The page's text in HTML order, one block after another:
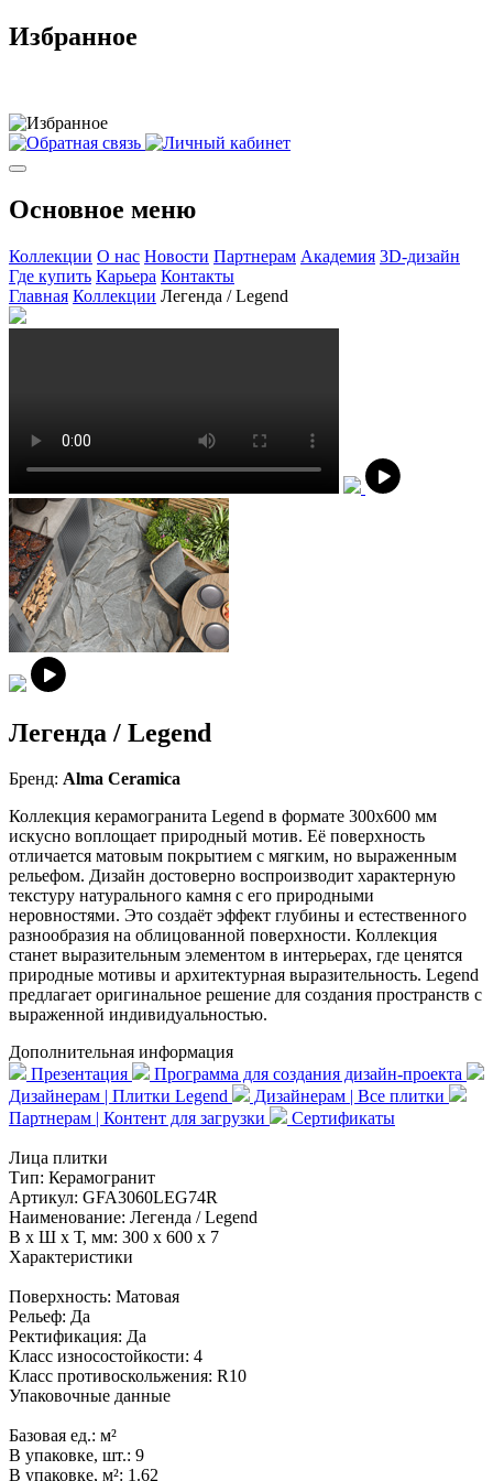
Избранное
Основное меню
Коллекции О нас Новости Партнерам Академия 3D-дизайн
Где купить Карьера Контакты
Главная Коллекции Легенда / Legend
Легенда / Legend
Бренд: Alma Ceramica
Коллекция керамогранита Legend в формате 300x600 мм
искусно воплощает природный мотив. Её поверхность
отличается матовым покрытием с мягким, но выраженным
рельефом. Дизайн достоверно воспроизводит характерную
текстуру натурального камня с его природными
неровностями. Это создаёт эффект глубины и естественного
разнообразия на облицованной поверхности. Коллекция
станет выразительным элементом в интерьерах, где ценятся
природные мотивы и архитектурная выразительность. Legend
предлагает оригинальное решение для создания пространств с
выраженной индивидуальностью.
Дополнительная информация
Презентация
Программа для создания дизайн-проекта
Дизайнерам | Плитки Legend
Дизайнерам | Все плитки
Партнерам | Контент для загрузки
Сертификаты
Лица плитки
Тип: Керамогранит
Артикул: GFA3060LEG74R
Наименование: Легенда / Legend
В x Ш x Т, мм: 300 x 600 x 7
Характеристики
Поверхность: Матовая
Рельеф: Да
Ректификация: Да
Класс износостойкости: 4
Класс противоскольжения: R10
Упаковочные данные
Базовая ед.: м²
В упаковке, шт.: 9
В упаковке, м²: 1.62